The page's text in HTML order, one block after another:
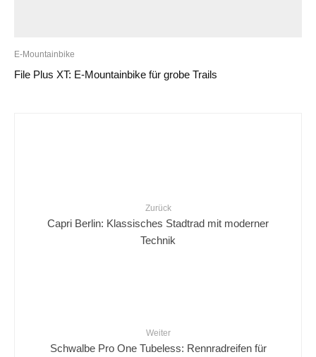
E-Mountainbike
File Plus XT: E-Mountainbike für grobe Trails
Zurück
Capri Berlin: Klassisches Stadtrad mit moderner
Technik
Weiter
Schwalbe Pro One Tubeless: Rennradreifen für